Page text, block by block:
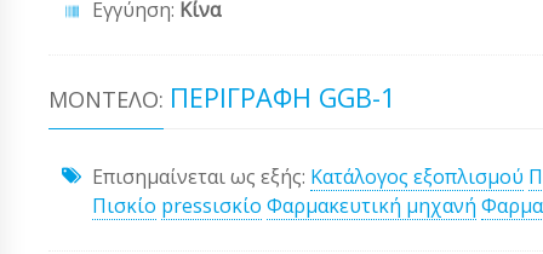
Εγγύηση: Κίνα
ΜΟΝΤΈΛΟ: ΠΕΡΙΓΡΑΦΉ GGB-1
Επισημαίνεται ως εξής: Κατάλογος εξοπλισμού
Πισκίο pressισκίο Φαρμακευτική μηχανή